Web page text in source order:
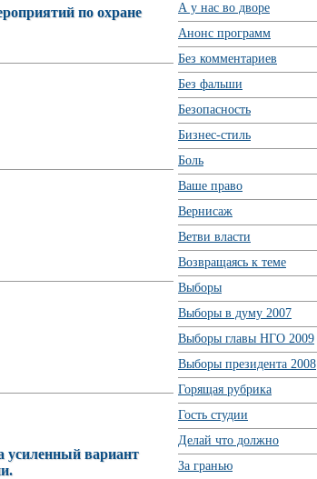
по охране
усиленный вариант
А у нас во дворе
Анонс программ
Без комментариев
Без фальши
Безопасность
Бизнес-стиль
Боль
Ваше право
Вернисаж
Ветви власти
Возвращаясь к теме
Выборы
Выборы в думу 2007
Выборы главы НГО 2009
Выборы президента 2008
Горящая рубрика
Гость студии
Делай что должно
За гранью